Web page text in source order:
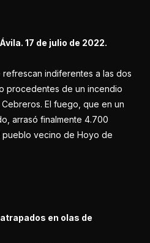
17 de julio de 2022.
indiferentes a las dos
procedentes de un incendio
El fuego, que en un
arrasó finalmente 4.700
vecino de Hoyo de
en olas de